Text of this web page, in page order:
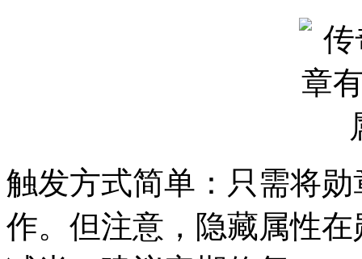
触发方式简单：只需将
作。但注意，隐藏属性